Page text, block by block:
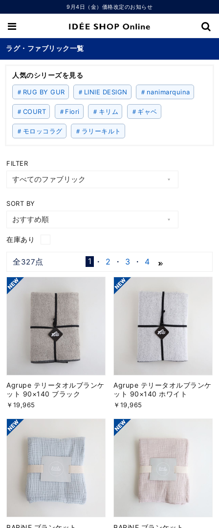
9月4日（金）価格改定のお知らせ
ラグ・ファブリック一覧
人気のシリーズを見る
＃RUG BY GUR ＃LINIE DESIGN ＃nanimarquina
＃COURT ＃Fiori ＃キリム ＃ギャベ
＃モロッコラグ ＃ラリーキルト
FILTER
SORT BY
在庫あり
全327点 1 2 3 4
Agrupe テリータオルブランケ
ット 90×140 ブラック
￥19,965
Agrupe テリータオルブランケ
ット 90×140 ホワイト
￥19,965